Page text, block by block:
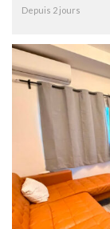
Depuis 2 jours